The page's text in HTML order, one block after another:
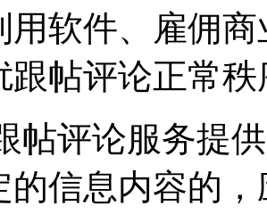
用软件、雇佣
跟帖评论正常
帖评论服务提
的信息内容的